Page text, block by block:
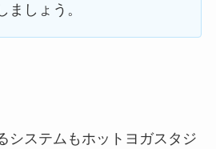
ましょう。
システムもホットヨガスタジ